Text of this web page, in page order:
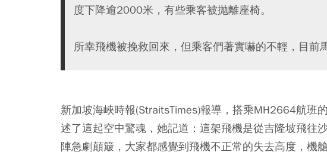
度下降逾2000米，有些乘客被抛離座椅。
所幸飛機被挽救回來，但乘客們著實嚇的不輕，目前
新加坡海峽時報(StraitsTimes)報導，搭乘MH2664航班
述了這起空中驚魂，她記道：這架飛機是從吉隆坡飛往
陣急劇顛簸，大家都感覺到飛機不正常的失去高度，機